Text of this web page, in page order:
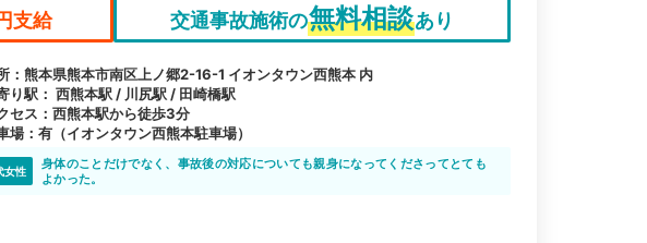
支給 交通事故施術の無料相談あり
：熊本県熊本市南区上ノ郷2-16-1 イオンタウン西熊本 内
り駅： 西熊本駅 / 川尻駅 / 田崎橋駅
セス：西熊本駅から徒歩3分
場：有（イオンタウン西熊本駐車場）
女性
身体のことだけでなく、事故後の対応についても親身になってくださってとても
よかった。